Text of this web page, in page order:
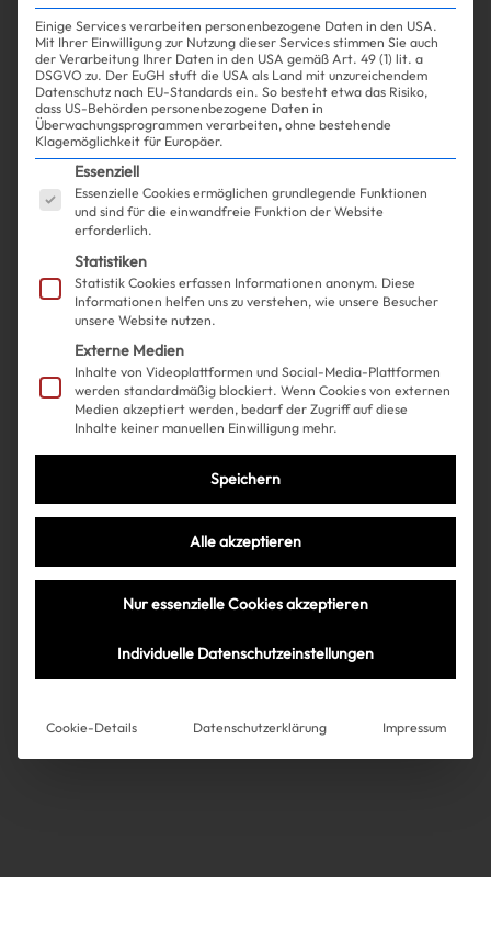
Über uns Kooperationen
AGB
Shopping Fashion| 11.09.2024
Red Carpet-Debüt für Margot
Robbies Babybauch in einem
Kleid, das auch wir tragen
können
Über uns
Kooperationen
Instagram
Très Click
Impressum
AGB
Einige Services verarbeiten personenbezogene Daten in den USA.
Mit Ihrer Einwilligung zur Nutzung dieser Services stimmen Sie auch
der Verarbeitung Ihrer Daten in den USA gemäß Art. 49 (1) lit. a
DSGVO zu. Der EuGH stuft die USA als Land mit unzureichendem
Datenschutz nach EU-Standards ein. So besteht etwa das Risiko,
dass US-Behörden personenbezogene Daten in
Überwachungsprogrammen verarbeiten, ohne bestehende
Klagemöglichkeit für Europäer.
Es folgt eine Liste der Service-Gruppen, für die
Essenziell
Essenzielle Cookies ermöglichen grundlegende Funktionen
und sind für die einwandfreie Funktion der Website
erforderlich.
Statistiken
Statistik Cookies erfassen Informationen anonym. Diese
Informationen helfen uns zu verstehen, wie unsere Besucher
unsere Website nutzen.
Externe Medien
Inhalte von Videoplattformen und Social-Media-Plattformen
werden standardmäßig blockiert. Wenn Cookies von externen
Medien akzeptiert werden, bedarf der Zugriff auf diese
Inhalte keiner manuellen Einwilligung mehr.
Speichern
Alle akzeptieren
Nur essenzielle Cookies akzeptieren
Individuelle Datenschutzeinstellungen
Cookie-Details Datenschutzerklärung Impressum